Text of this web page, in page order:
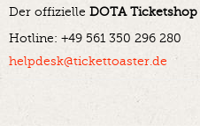
Der offizielle DOTA Ticketshop
Hotline: +49 561 350 296 280
helpdesk@tickettoaster.de